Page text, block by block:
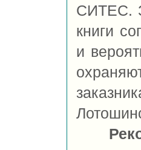
СИТЕС.
книги
и